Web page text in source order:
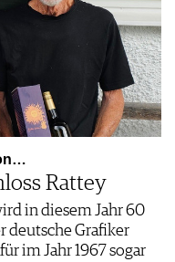
Rattey
in diesem Jahr 60
deutsche Grafiker
im Jahr 1967 sogar